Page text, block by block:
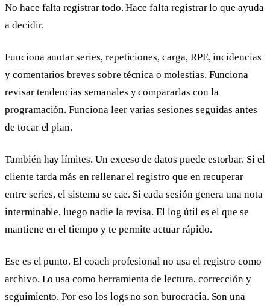
No hace falta registrar todo. Hace falta registrar lo que ayuda
a decidir.
Funciona anotar series, repeticiones, carga, RPE, incidencias
y comentarios breves sobre técnica o molestias. Funciona
revisar tendencias semanales y compararlas con la
programación. Funciona leer varias sesiones seguidas antes
de tocar el plan.
También hay límites. Un exceso de datos puede estorbar. Si el
cliente tarda más en rellenar el registro que en recuperar
entre series, el sistema se cae. Si cada sesión genera una nota
interminable, luego nadie la revisa. El log útil es el que se
mantiene en el tiempo y te permite actuar rápido.
Ese es el punto. El coach profesional no usa el registro como
archivo. Lo usa como herramienta de lectura, corrección y
seguimiento. Por eso los logs no son burocracia. Son una